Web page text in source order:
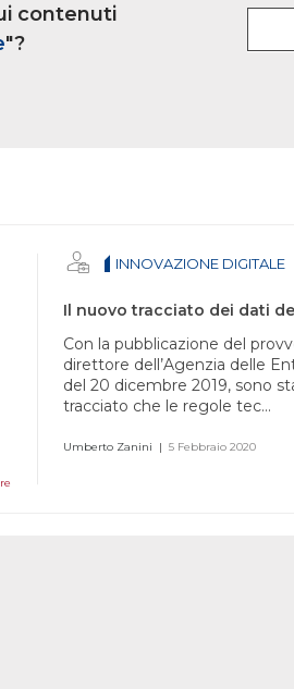
contenuti
"?
INNOVAZIONE DIGITALE
Il nuovo tracciato dei dati
Con la pubblicazione del
direttore dell’Agenzia delle
del 20 dicembre 2019, sono
tracciato che le regole tec...
Umberto Zanini | 5 Febbraio 2020